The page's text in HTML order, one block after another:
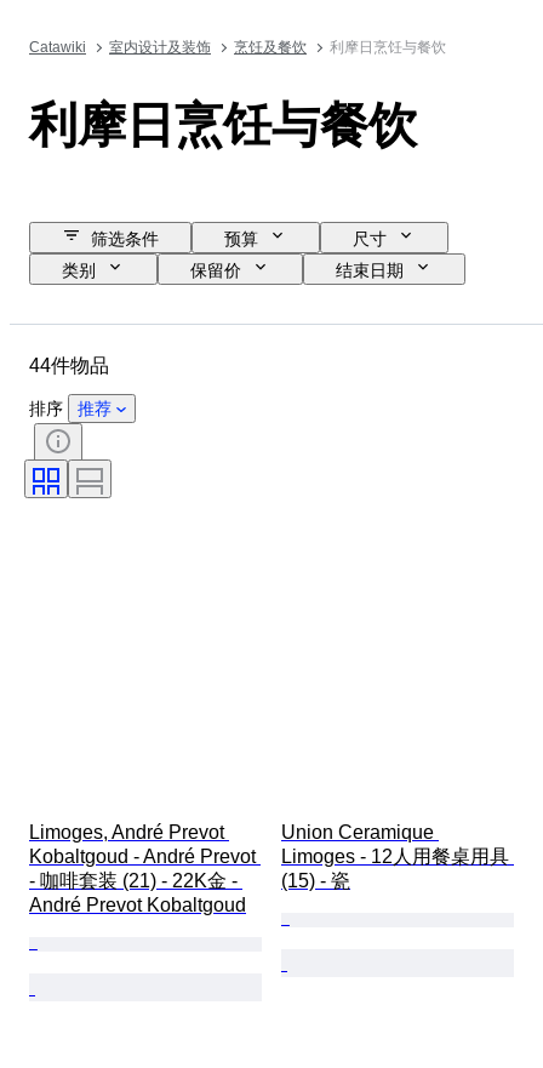
Catawiki 室内设计及装饰 烹饪及餐饮 利摩日烹饪与餐饮
利摩日烹饪与餐饮
筛选条件 预算
尺寸
类别
保留价
结束日期
时期
时代
44件物品
排序 推荐
Limoges, André Prevot
Kobaltgoud - André Prevot
- 咖啡套装 (21) - 22K金 -
André Prevot Kobaltgoud
Union Ceramique
Limoges - 12人用餐桌用具
(15) - 瓷